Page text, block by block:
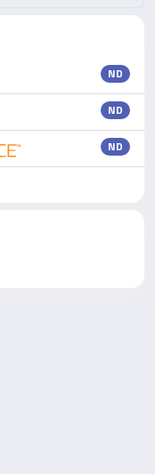
ND
ND
ND